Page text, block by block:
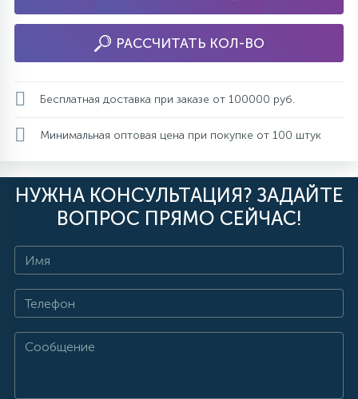
РАССЧИТАТЬ КОЛ-ВО
Бесплатная доставка при заказе от 100000 руб.
Минимальная оптовая цена при покупке от 100 штук
НУЖНА КОНСУЛЬТАЦИЯ? ЗАДАЙТЕ
ВОПРОС ПРЯМО СЕЙЧАС!